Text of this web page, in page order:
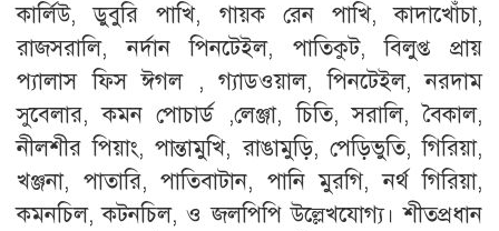
কার্লিউ, ডুবুরি পাখি, গায়ক রেন পাখি, কাদাখোঁচা,
রাজসরালি, নর্দান পিনটেইল, পাতিকুট, বিলুপ্ত প্রায়
প্যালাস ফিস ঈগল , গ্যাডওয়াল, পিনটেইল, নরদাম
সুবেলার, কমন পোচার্ড ,লেঞ্জা, চিতি, সরালি, বৈকাল,
নীলশীর পিয়াং, পান্তামুখি, রাঙামুড়ি, পেড়িভুতি, গিরিয়া,
খঞ্জনা, পাতারি, পাতিবাটান, পানি মুরগি, নর্থ গিরিয়া,
কমনচিল, কটনচিল, ও জলপিপি উল্লেখযোগ্য। শীতপ্রধান